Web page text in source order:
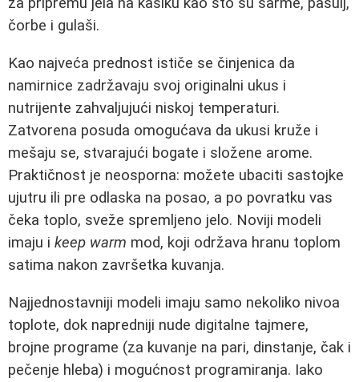
čorbe i gulaši.
Kao najveća prednost ističe se činjenica da
namirnice zadržavaju svoj originalni ukus i
nutrijente zahvaljujući niskoj temperaturi.
Zatvorena posuda omogućava da ukusi kruže i
mešaju se, stvarajući bogate i složene arome.
Praktičnost je neosporna: možete ubaciti sastojke
ujutru ili pre odlaska na posao, a po povratku vas
čeka toplo, sveže spremljeno jelo. Noviji modeli
imaju i keep warm mod, koji održava hranu toplom
satima nakon završetka kuvanja.
Najjednostavniji modeli imaju samo nekoliko nivoa
toplote, dok napredniji nude digitalne tajmere,
brojne programe (za kuvanje na pari, dinstanje, čak i
pečenje hleba) i mogućnost programiranja. Iako